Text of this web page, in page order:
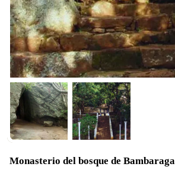
Monasterio del bosque de